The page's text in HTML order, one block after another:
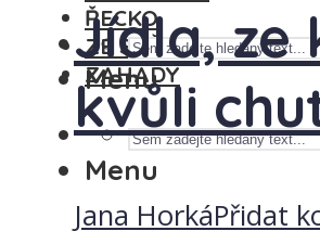
ŘECKO
ZE SVĚTA
ZÁHADY
Menu
Menu
Jídla, ze
kvůli
Jana HorkáPřidat